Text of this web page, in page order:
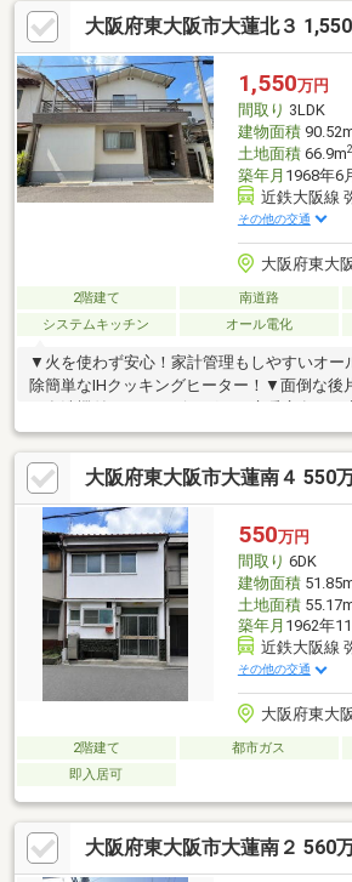
大阪府東大阪市大蓮北３
1,550万円
間取り 3LDK
建物面積
土地面積66.9m2
築年月 1968年6
近鉄大阪線
その他の交通
大阪府東大
2階建て 南道路
システムキッチン
オール電化
▼火を使わず安心！家計管理もしやすいオ
除簡単なIHクッキングヒーター！▼面倒な後
る食洗機付き！▼リビングには床暖房有り！
然と集まる空間に。▼広々とした南向きバ
日や花粉が気になる季節に大活躍の浴室暖
利用可能！通勤通学に便利な立地！近鉄大阪
周辺環境スーパーサンコー大蓮店 約194m
333mローソン東大阪大蓮東1丁目店 約
大阪衣摺店 約810m※買い替え特約※契約不適
大阪府東大阪市大蓮南４ 550
550万円
間取り 6DK
建物面積
土地面積
築年月 1962年
近鉄大阪線
その他の交通
大阪府東大
2階建て 都市ガス
即入居可
大阪府東大阪市大蓮南２ 560